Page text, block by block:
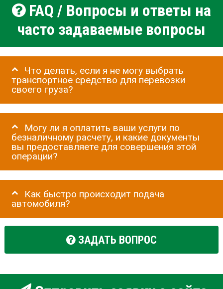
FAQ / Вопросы и ответы на
часто задаваемые вопросы
Что делать, если я не могу выбрать
транспортное средство для перевозки
своего груза?
Могу ли я оплатить ваши услуги по
безналичному расчету, и какие документы
вы предоставляете для совершения этой
операции?
Как быстро происходит подача
автомобиля?
ЗАДАТЬ ВОПРОС